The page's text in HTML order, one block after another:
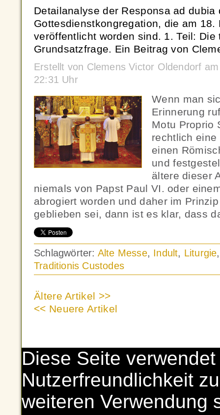
Detailanalyse der Responsa ad dubia
Gottesdienstkongregation, die am 18.
veröffentlicht worden sind. 1. Teil: Die
Grundsatzfrage. Ein Beitrag von
Erstellt von Clemens Victor Oldendorf
22:31 Uhr
Wenn man
Erinnerung
Motu Proprio
rechtlich
einen
und
ältere dieser
niemals von Papst Paul VI. oder
abrogiert worden und daher im
geblieben sei, dann ist es klar, dass
Schlagwörter: Alte Messe, Indult, Liturgie
Traditionis Custodes
Ältere Artikel >>
<< Neuere Artikel
Diese Seite
Nutzerfreundlichkeit
weiteren Verwendung